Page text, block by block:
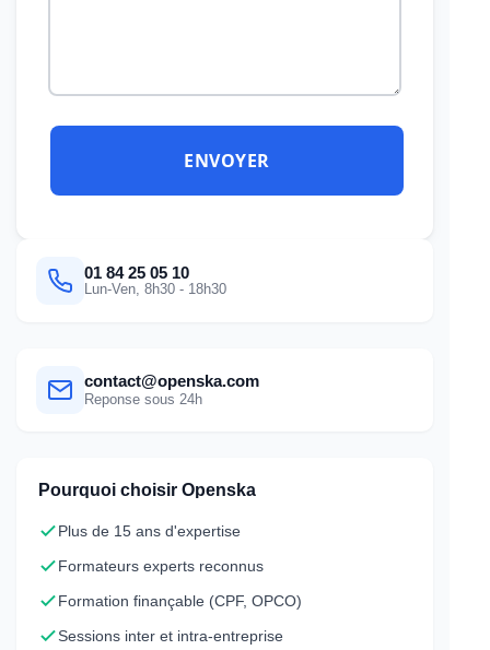
01 84 25 05 10
Lun-Ven, 8h30 - 18h30
contact@openska.com
Reponse sous 24h
Pourquoi choisir Openska
Plus de 15 ans d'expertise
Formateurs experts reconnus
Formation finançable (CPF, OPCO)
Sessions inter et intra-entreprise